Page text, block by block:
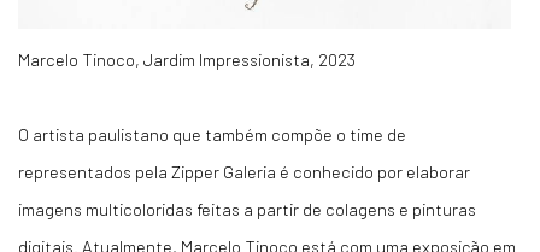
Marcelo Tinoco, Jardim Impressionista, 2023
O artista paulistano que também compõe o time de
representados pela Zipper Galeria é conhecido por elaborar
imagens multicoloridas feitas a partir de colagens e pinturas
digitais. Atualmente, Marcelo Tinoco está com uma exposição em